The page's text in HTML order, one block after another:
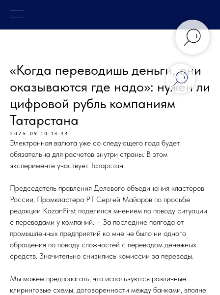
«Когда переводишь деньги, они
оказываются где надо»: нужен ли
цифровой рубль компаниям
Татарстана
2025-09-10 13:44
Электронная валюта уже со следующего года будет
обязательна для расчетов внутри страны. В этом
эксперименте участвует Татарстан.
Председатель правления Делового объединения кластеров
России, Промкластера РТ Сергей Майоров по просьбе
редакции KazanFirst поделился мнением по поводу ситуации
с переводами у компаний. – За последние полгода от
промышленных предприятий ко мне не было ни одного
обращения по поводу сложностей с переводом денежных
средств. Значительно снизились комиссии за переводы.
Мы можем предполагать, что используются различные
клиринговые схемы, договоренности между банками, вполне